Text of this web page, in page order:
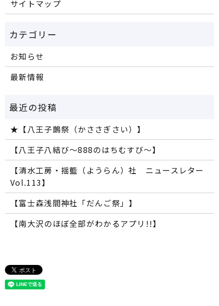
サイトマップ
お知らせ
最新情報
★【八王子鵲祭（かささぎさい）】
【八王子八結び～888のはちむすび～】
【清水工房・揺籃（ようらん）社 ニュースレター
Vol.113】
【富士森浅間神社「だんご祭」】
【南大沢のほぼ全部がわかるアプリ!!】